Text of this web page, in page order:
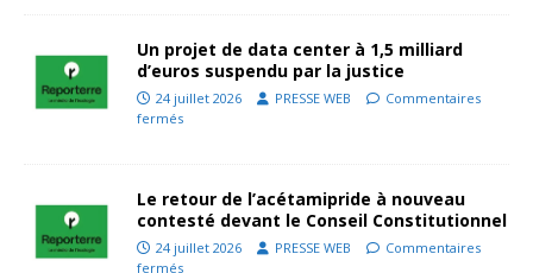
Un projet de data center à 1,5 milliard
d’euros suspendu par la justice
24 juillet 2026 PRESSE WEB
Commentaires
fermés
Le retour de l’acétamipride à nouveau
contesté devant le Conseil Constitutionnel
24 juillet 2026 PRESSE WEB
Commentaires
fermés